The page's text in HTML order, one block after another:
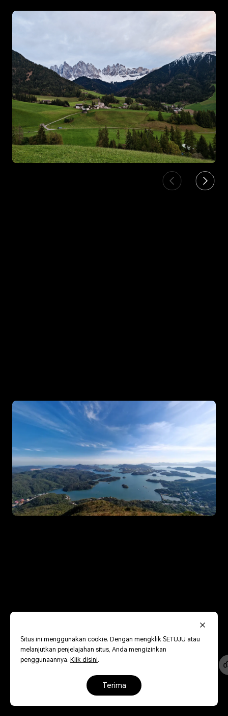
Situs ini menggunakan cookie. Dengan mengklik SETUJU atau
melanjutkan penjelajahan situs, Anda mengizinkan
penggunaannya. Klik disini.
terima